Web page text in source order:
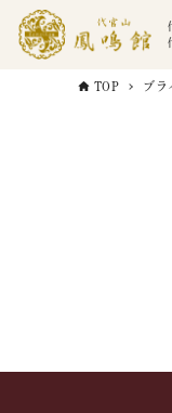
TOP ブラ